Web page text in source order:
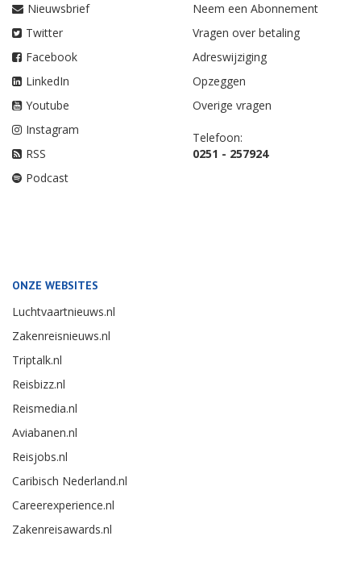
Nieuwsbrief
Twitter
Facebook
LinkedIn
Youtube
Instagram
RSS
Podcast
Neem een Abonnement
Vragen over betaling
Adreswijziging
Opzeggen
Overige vragen
Telefoon:
0251 - 257924
ONZE WEBSITES
Luchtvaartnieuws.nl
Zakenreisnieuws.nl
Triptalk.nl
Reisbizz.nl
Reismedia.nl
Aviabanen.nl
Reisjobs.nl
Caribisch Nederland.nl
Careerexperience.nl
Zakenreisawards.nl